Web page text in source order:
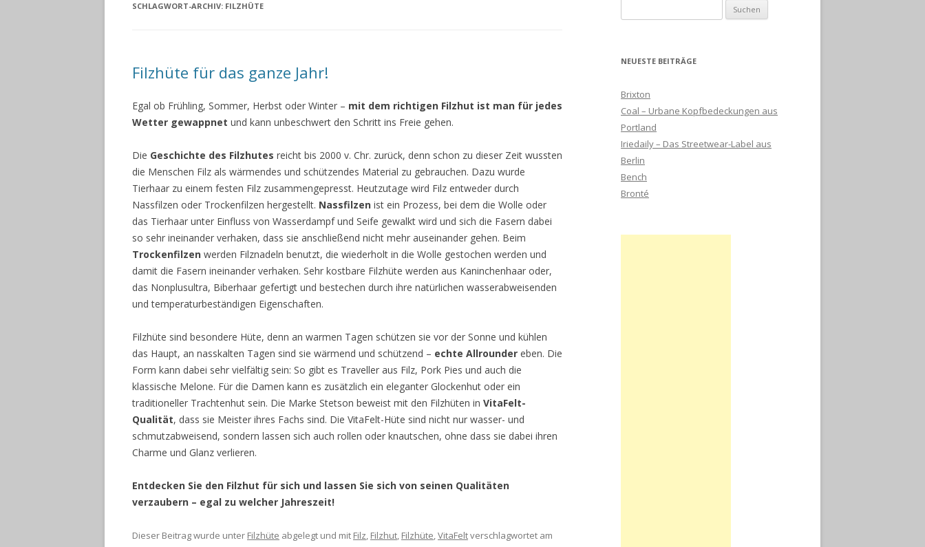
SCHLAGWORT-ARCHIV: FILZHÜTE
Filzhüte für das ganze Jahr!
Egal ob Frühling, Sommer, Herbst oder Winter – mit dem richtigen Filzhut ist man für jedes
Wetter gewappnet und kann unbeschwert den Schritt ins Freie gehen.
Die Geschichte des Filzhutes reicht bis 2000 v. Chr. zurück, denn schon zu dieser Zeit wussten
die Menschen Filz als wärmendes und schützendes Material zu gebrauchen. Dazu wurde
Tierhaar zu einem festen Filz zusammengepresst. Heutzutage wird Filz entweder durch
Nassfilzen oder Trockenfilzen hergestellt. Nassfilzen ist ein Prozess, bei dem die Wolle oder
das Tierhaar unter Einfluss von Wasserdampf und Seife gewalkt wird und sich die Fasern dabei
so sehr ineinander verhaken, dass sie anschließend nicht mehr auseinander gehen. Beim
Trockenfilzen werden Filznadeln benutzt, die wiederholt in die Wolle gestochen werden und
damit die Fasern ineinander verhaken. Sehr kostbare Filzhüte werden aus Kaninchenhaar oder,
das Nonplusultra, Biberhaar gefertigt und bestechen durch ihre natürlichen wasserabweisenden
und temperaturbeständigen Eigenschaften.
Filzhüte sind besondere Hüte, denn an warmen Tagen schützen sie vor der Sonne und kühlen
das Haupt, an nasskalten Tagen sind sie wärmend und schützend – echte Allrounder eben. Die
Form kann dabei sehr vielfältig sein: So gibt es Traveller aus Filz, Pork Pies und auch die
klassische Melone. Für die Damen kann es zusätzlich ein eleganter Glockenhut oder ein
traditioneller Trachtenhut sein. Die Marke Stetson beweist mit den Filzhüten in VitaFelt-
Qualität, dass sie Meister ihres Fachs sind. Die VitaFelt-Hüte sind nicht nur wasser- und
schmutzabweisend, sondern lassen sich auch rollen oder knautschen, ohne dass sie dabei ihren
Charme und Glanz verlieren.
Entdecken Sie den Filzhut für sich und lassen Sie sich von seinen Qualitäten
verzaubern – egal zu welcher Jahreszeit!
Dieser Beitrag wurde unter Filzhüte abgelegt und mit Filz, Filzhut, Filzhüte,VitaFeltverschlagwortet am
nach:
NEUESTE BEITRÄGE
Brixton
Coal – Urbane Kopfbedeckungen aus
Portland
Iriedaily – Das Streetwear-Label aus
Berlin
Bench
Bronté